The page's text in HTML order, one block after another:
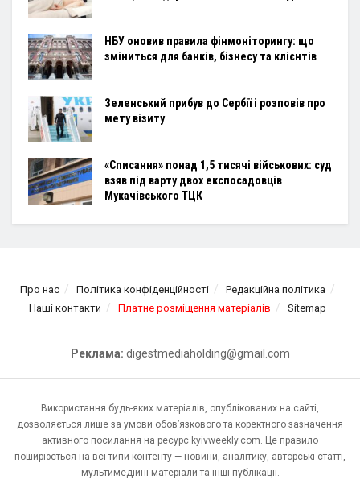
НБУ оновив правила фінмоніторингу: що
зміниться для банків, бізнесу та клієнтів
Зеленський прибув до Сербії і розповів про
мету візиту
«Списання» понад 1,5 тисячі військових: суд
взяв під варту двох експосадовців
Мукачівського ТЦК
Про нас Політика конфіденційності
Редакційна політика
Наші контакти
Платне розміщення матеріалів Sitemap
Реклама: digestmediaholding@gmail.com
Використання будь-яких матеріалів, опублікованих на сайті,
дозволяється лише за умови обов’язкового та коректного зазначення
активного посилання на ресурс kyivweekly.com. Це правило
поширюється на всі типи контенту — новини, аналітику, авторські статті,
мультимедійні матеріали та інші публікації.